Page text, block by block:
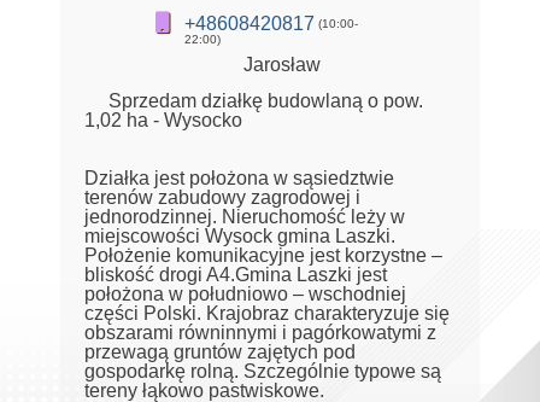
+48608420817 (10:00-
22:00)
Jarosław
Sprzedam działkę budowlaną o pow.
1,02 ha - Wysocko
Działka jest położona w sąsiedztwie
terenów zabudowy zagrodowej i
jednorodzinnej. Nieruchomość leży w
miejscowości Wysock gmina Laszki.
Położenie komunikacyjne jest korzystne –
bliskość drogi A4.Gmina Laszki jest
położona w południowo – wschodniej
części Polski. Krajobraz charakteryzuje się
obszarami równinnymi i pagórkowatymi z
przewagą gruntów zajętych pod
gospodarkę rolną. Szczególnie typowe są
tereny łąkowo pastwiskowe.